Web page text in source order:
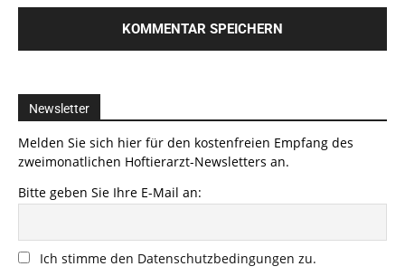
Newsletter
Melden Sie sich hier für den kostenfreien Empfang des
zweimonatlichen Hoftierarzt-Newsletters an.
Bitte geben Sie Ihre E-Mail an:
Ich stimme den Datenschutzbedingungen zu.